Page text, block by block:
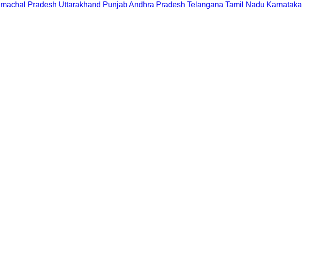
Pradesh Uttarakhand PunjabAndhra Pradesh Telangana Tamil Nadu Karnataka